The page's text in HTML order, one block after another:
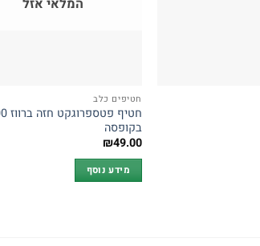
המלאי אזל
חטיפים כלב
בקופסה
₪49.00
מידע נוסף